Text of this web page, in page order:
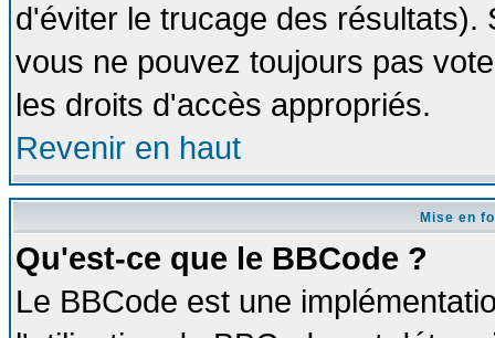
d'éviter le trucage des
vous ne pouvez toujours pas
les droits d'accès appropriés.
Revenir en haut
Mise en
Qu'est-ce que le BBCode ?
Le BBCode est une